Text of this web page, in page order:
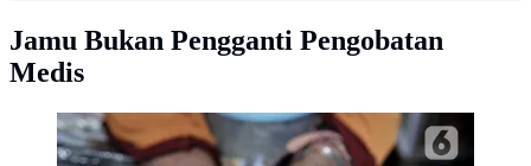
Jamu Bukan Pengganti Pengobatan
Medis